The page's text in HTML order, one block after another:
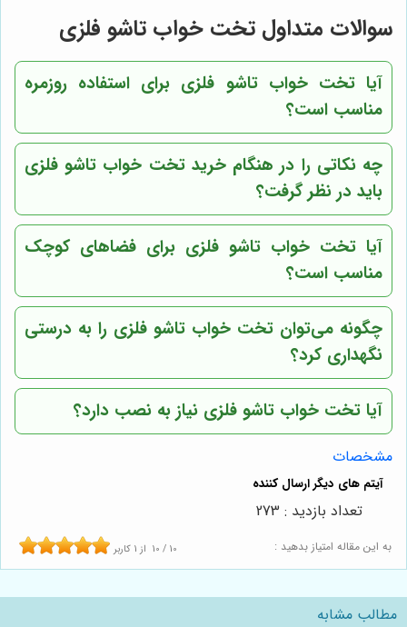
سوالات متداول تخت خواب تاشو فلزی
آیا تخت خواب تاشو فلزی برای استفاده روزمره
مناسب است؟
چه نکاتی را در هنگام خرید تخت خواب تاشو فلزی
باید در نظر گرفت؟
آیا تخت خواب تاشو فلزی برای فضاهای کوچک
مناسب است؟
چگونه می‌توان تخت خواب تاشو فلزی را به درستی
نگهداری کرد؟
آیا تخت خواب تاشو فلزی نیاز به نصب دارد؟
مشخصات
به این مقاله امتیاز بدهید : 10 / 10 از 1 کاربر
تعداد بازدید : 273
مطالب مشابه